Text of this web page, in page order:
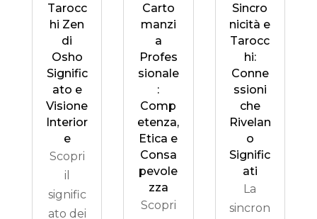
Tarocc
hi Zen
di
Osho
Signific
ato e
Visione
Interior
e
Scopri
il
signific
ato dei
Carto
manzi
a
Profes
sionale
:
Comp
etenza,
Etica e
Consa
pevole
zza
Scopri
Sincro
nicità e
Tarocc
hi:
Conne
ssioni
che
Rivelan
o
Signific
ati
La
sincron